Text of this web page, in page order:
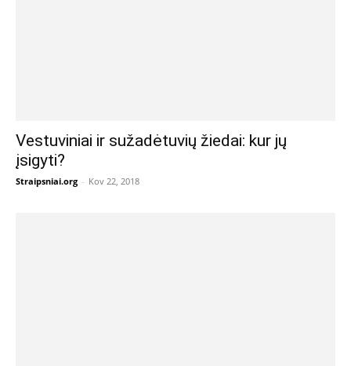
Vestuviniai ir sužadėtuvių žiedai: kur jų
įsigyti?
Straipsniai.org - Kov 22, 2018